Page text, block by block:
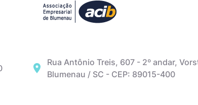
Rua Antônio Treis, 607 - 2º andar,
Blumenau / SC - CEP: 89015-400